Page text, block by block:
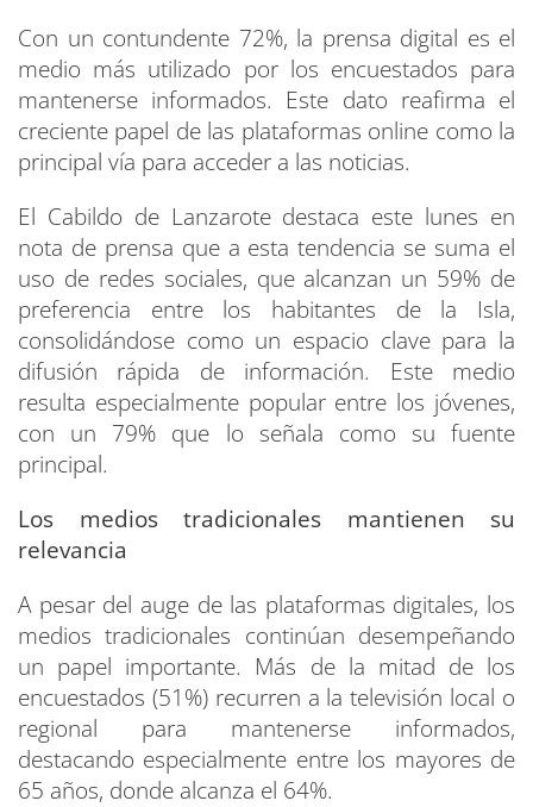
Con un contundente 72%, la prensa digital es el
medio más utilizado por los encuestados para
mantenerse informados. Este dato reafirma el
creciente papel de las plataformas online como la
principal vía para acceder a las noticias.
El Cabildo de Lanzarote destaca este lunes en
nota de prensa que a esta tendencia se suma el
uso de redes sociales, que alcanzan un 59% de
preferencia entre los habitantes de la Isla,
consolidándose como un espacio clave para la
difusión rápida de información. Este medio
resulta especialmente popular entre los jóvenes,
con un 79% que lo señala como su fuente
principal.
Los medios tradicionales mantienen su
relevancia
A pesar del auge de las plataformas digitales, los
medios tradicionales continúan desempeñando
un papel importante. Más de la mitad de los
encuestados (51%) recurren a la televisión local o
regional para mantenerse informados,
destacando especialmente entre los mayores de
65 años, donde alcanza el 64%.